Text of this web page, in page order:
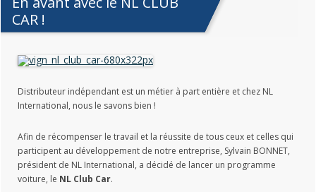
CAR !
Distributeur indépendant est un métier à part entière et chez NL
International, nous le savons bien !
Afin de récompenser le travail et la réussite de tous ceux et celles qui
participent au développement de notre entreprise, Sylvain BONNET,
président de NL International, a décidé de lancer un programme
voiture, le NL Club Car.